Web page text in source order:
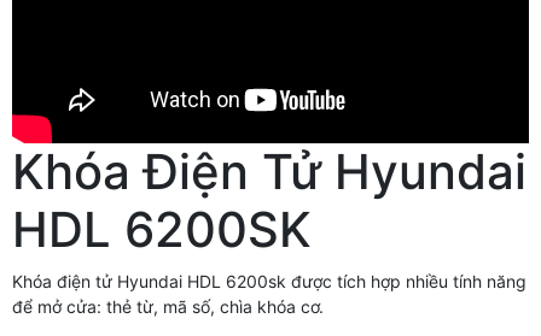
Khóa Điện Tử Hyundai
HDL 6200SK
Khóa điện tử Hyundai HDL 6200sk được tích hợp nhiều tính năng
để mở cửa: thẻ từ, mã số, chìa khóa cơ.